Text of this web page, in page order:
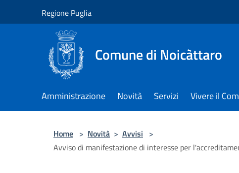
Regione Puglia
Comune di Noicàttaro
Amministrazione Novità Servizi Vivere il
Home > Novità > Avvisi >
Avviso di manifestazione di interesse per